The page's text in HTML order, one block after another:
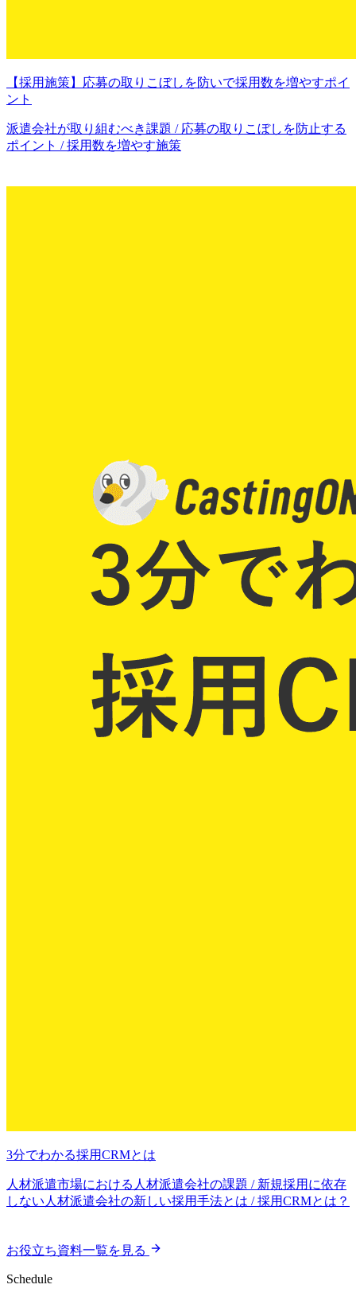
【採用施策】応募の取りこぼしを防いで採用数を増やすポイ
ント
派遣会社が取り組むべき課題 / 応募の取りこぼしを防止する
ポイント / 採用数を増やす施策
3分でわかる採用CRMとは
人材派遣市場における人材派遣会社の課題 / 新規採用に依存
しない人材派遣会社の新しい採用手法とは / 採用CRMとは？
お役立ち資料一覧を見る
Schedule